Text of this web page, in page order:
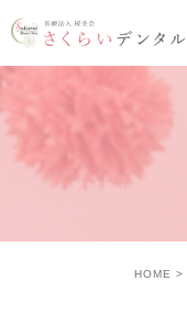
HOME